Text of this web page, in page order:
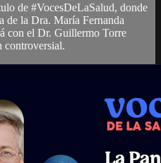
de #VocesDeLaSalud, donde
de la Dra. María Fernanda
con el Dr. Guillermo Torre
controversial.